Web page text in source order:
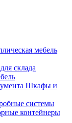
мебель
склада
Шкафы и
системы
контейнеры